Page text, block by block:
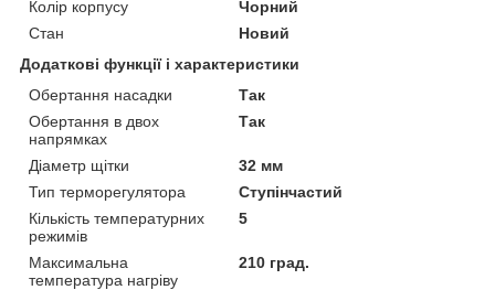
Колір корпусу
Чорний
Стан
Новий
Додаткові функції і характеристики
Обертання насадки
Так
Обертання в двох
напрямках
Так
Діаметр щітки
32 мм
Тип терморегулятора
Ступінчастий
Кількість температурних
режимів
5
Максимальна
температура нагріву
210 град.